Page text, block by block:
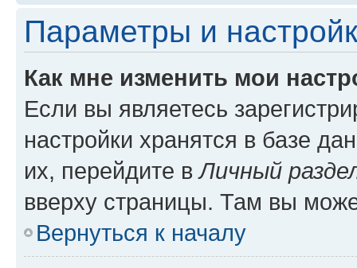
Параметры и
Как мне изменить мои
Если вы являетесь
настройки хранятся в базе
их, перейдите вЛичный
вверху страницы. Там вы
Вернуться к началу